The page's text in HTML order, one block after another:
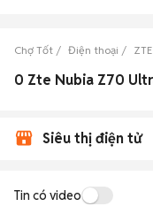
Chợ Tốt Điện thoại ZTE
Siêu thị điện tử
Tin có video